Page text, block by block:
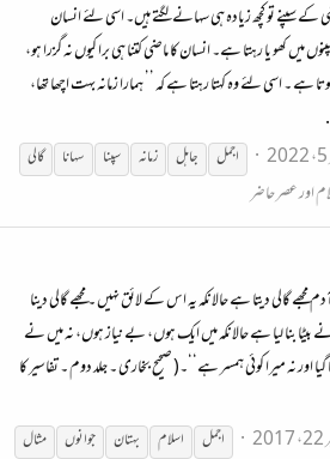
سپنے تو کچھ زیادہ ہی سہانے لگتے ہیں۔ اسی لئے انسان
کھو یا رہتا ہے۔ انسان کا ماضی کتنا ہی برا کیوں نہ گزرا ہو،
ہے ۔ اسی لئے وہ کہتا رہتا ہے کہ ’’ ہمارا زمانہ بہت اچھا تھا،
اجمل جاہل زمانہ سپنا سہانا گالی
اور عصر حاضر
مجھے گالی دیتا ہے حالانکہ یہ اس کے لائق نہیں ۔ مجھے گالی دینا
بیٹا بنا لیا ہے حالانکہ میں ایک ہوں، بے نیاز ہوں، نہ میں نے
اور نہ میرا کوئی ہمسر ہے‘‘۔( صحیح بخاری ۔ جلد دوم ۔ تفاسیر کا
اجمل اسلام بہتان جوانوں
مثال